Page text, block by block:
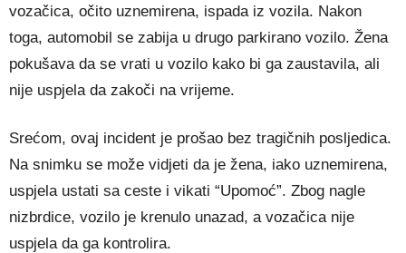
vozačica, očito uznemirena, ispada iz vozila. Nakon
toga, automobil se zabija u drugo parkirano vozilo. Žena
pokušava da se vrati u vozilo kako bi ga zaustavila, ali
nije uspjela da zakoči na vrijeme.
Srećom, ovaj incident je prošao bez tragičnih posljedica.
Na snimku se može vidjeti da je žena, iako uznemirena,
uspjela ustati sa ceste i vikati “Upomoć”. Zbog nagle
nizbrdice, vozilo je krenulo unazad, a vozačica nije
uspjela da ga kontrolira.